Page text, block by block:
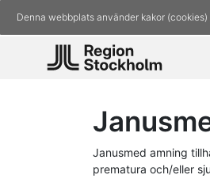
Denna webbplats använder kakor
Janusmed amning
prematura och/eller